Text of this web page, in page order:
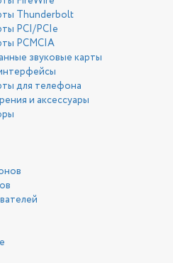
Thunderbolt
PCI/PCIe
PCMCIA
звуковые карты
для телефона
и аксессуары